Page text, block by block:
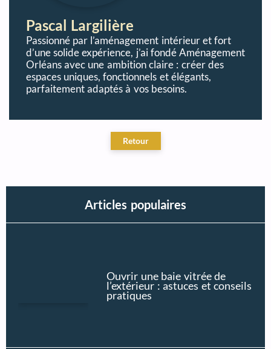
Pascal Largilière
Passionné par l’aménagement intérieur et fort
d’une solide expérience, j’ai fondé Aménagement
Orléans avec une ambition claire : créer des
espaces uniques, fonctionnels et élégants,
parfaitement adaptés à vos besoins.
Articles populaires
Ouvrir une baie vitrée de
l’extérieur : astuces et conseils
pratiques